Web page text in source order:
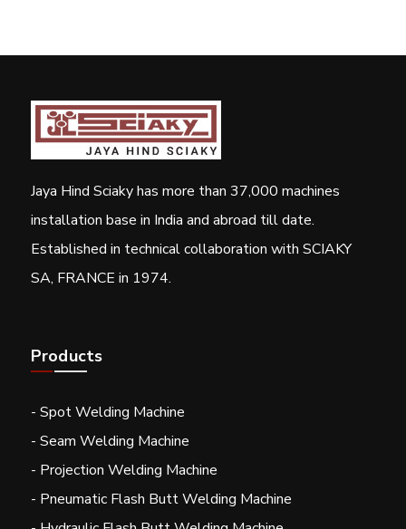
Jaya Hind Sciaky has more than 37,000 machines
installation base in India and abroad till date.
Established in technical collaboration with SCIAKY
SA, FRANCE in 1974.
Products
- Spot Welding Machine
- Seam Welding Machine
- Projection Welding Machine
- Pneumatic Flash Butt Welding Machine